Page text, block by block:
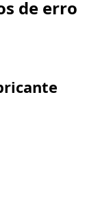
de erro